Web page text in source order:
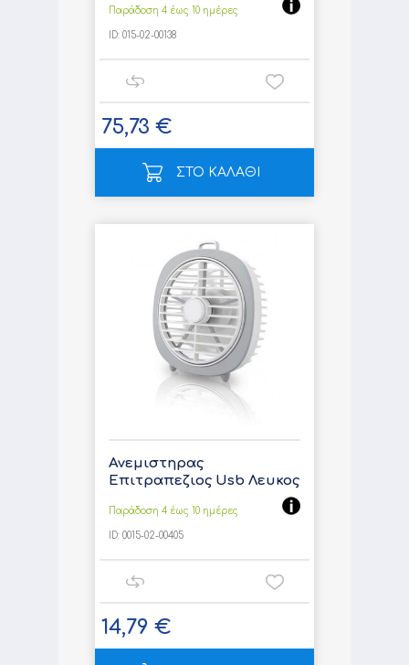
Παράδοση 4 έως 10 ημέρες
ID: 015-02-00138
75,73 €
ΣΤΟ ΚΑΛΑΘΙ
Ανεμιστηρας
Επιτραπεζιος Usb Λευκος
Παράδοση 4 έως 10 ημέρες
ID: 0015-02-00405
14,79 €